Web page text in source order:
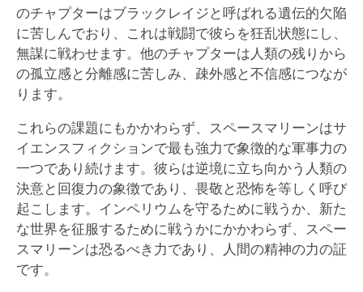
のチャプターはブラックレイジと呼ばれる遺伝的欠陥
に苦しんでおり、これは戦闘で彼らを狂乱状態にし、
無謀に戦わせます。他のチャプターは人類の残りから
の孤立感と分離感に苦しみ、疎外感と不信感につなが
ります。
これらの課題にもかかわらず、スペースマリーンはサ
イエンスフィクションで最も強力で象徴的な軍事力の
一つであり続けます。彼らは逆境に立ち向かう人類の
決意と回復力の象徴であり、畏敬と恐怖を等しく呼び
起こします。インペリウムを守るために戦うか、新た
な世界を征服するために戦うかにかかわらず、スペー
スマリーンは恐るべき力であり、人間の精神の力の証
です。